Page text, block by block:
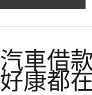
汽車借
好康都